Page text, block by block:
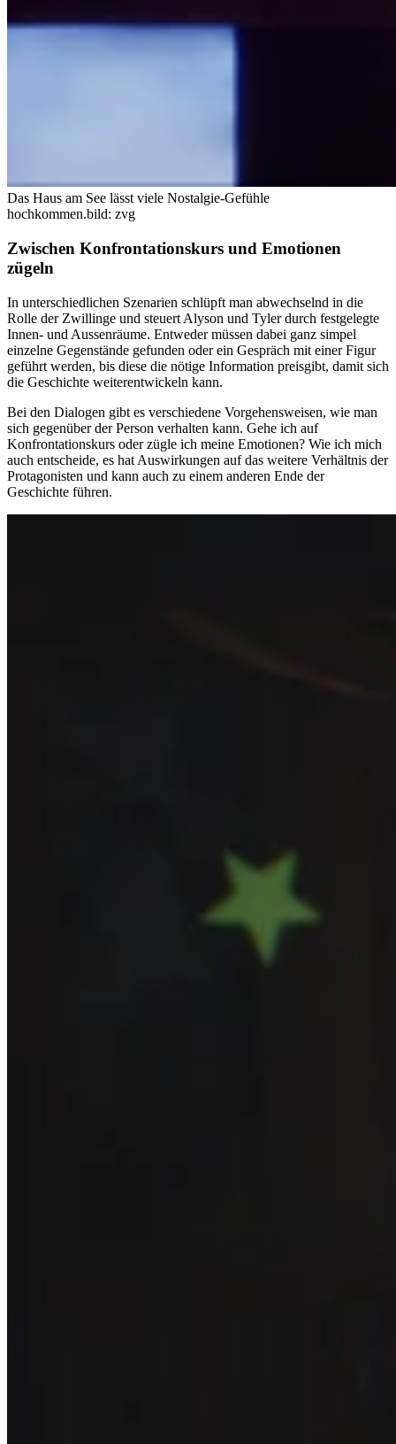
Das Haus am See lässt viele Nostalgie-Gefühle
hochkommen.bild: zvg
Zwischen Konfrontationskurs und Emotionen
zügeln
In unterschiedlichen Szenarien schlüpft man abwechselnd in die
Rolle der Zwillinge und steuert Alyson und Tyler durch festgelegte
Innen- und Aussenräume. Entweder müssen dabei ganz simpel
einzelne Gegenstände gefunden oder ein Gespräch mit einer Figur
geführt werden, bis diese die nötige Information preisgibt, damit sich
die Geschichte weiterentwickeln kann.
Bei den Dialogen gibt es verschiedene Vorgehensweisen, wie man
sich gegenüber der Person verhalten kann. Gehe ich auf
Konfrontationskurs oder zügle ich meine Emotionen? Wie ich mich
auch entscheide, es hat Auswirkungen auf das weitere Verhältnis der
Protagonisten und kann auch zu einem anderen Ende der
Geschichte führen.